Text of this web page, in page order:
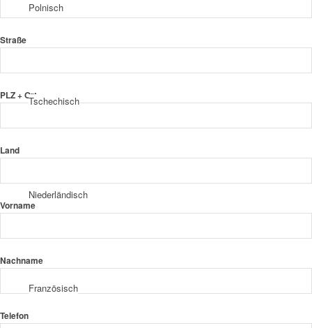
Polnisch
Tschechisch
Niederländisch
Französisch
Straße
PLZ + Ort
Land
Vorname
Nachname
Telefon